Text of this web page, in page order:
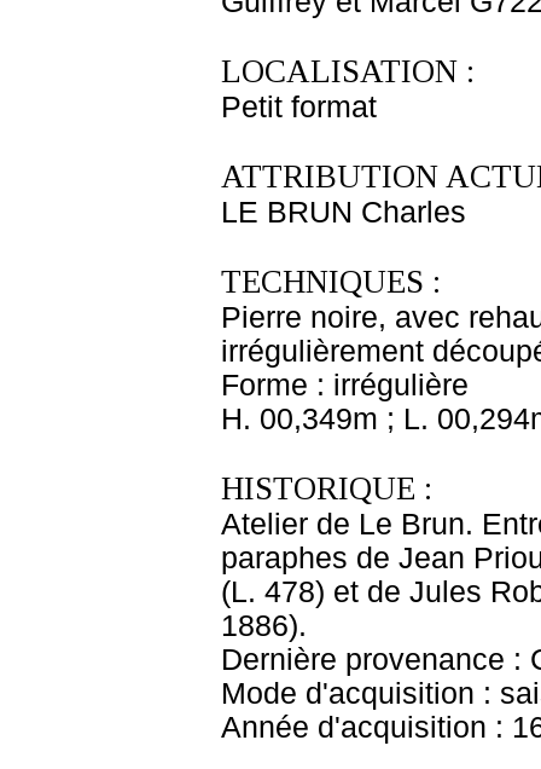
LOCALISATION :
Petit format
ATTRIBUTION
LE BRUN Charles
TECHNIQUES :
Pierre noire, avec
irrégulièrement
Forme : irrégulière
H. 00,349m ; L.
HISTORIQUE :
Atelier de Le Brun.
paraphes de Jean
(L. 478) et de Jules
1886).
Dernière provenance :
Mode d'acquisition :
Année d'acquisition :